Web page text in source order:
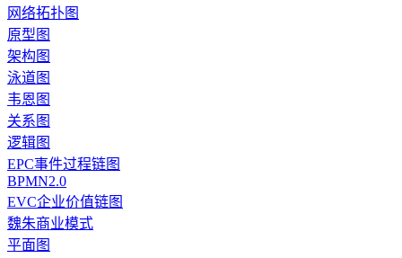
网络拓扑图
原型图
架构图
泳道图
韦恩图
关系图
逻辑图
EPC事件过程链图
BPMN2.0
EVC企业价值链图
魏朱商业模式
平面图